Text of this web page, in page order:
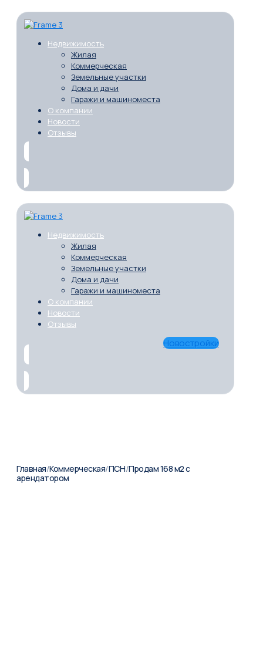
Недвижимость
Жилая
Коммерческая
Земельные участки
Дома и дачи
Гаражи и машиноместа
О компании
Новости
Отзывы
Недвижимость
Жилая
Коммерческая
Земельные участки
Дома и дачи
Гаражи и машиноместа
О компании
Новости
Отзывы
Новостройки
Главная/Коммерческая/ПСН/Продам 168 м2 с
арендатором